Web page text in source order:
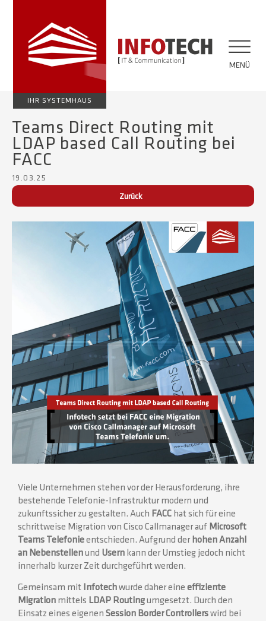
IHR SYSTEMHAUS
MENÜ
Teams Direct Routing mit
LDAP based Call Routing bei
FACC
19.03.25
Zurück
Viele Unternehmen stehen vor der Herausforderung, ihre
bestehende Telefonie-Infrastruktur modern und
zukunftssicher zu gestalten. Auch FACC hat sich für eine
schrittweise Migration von Cisco Callmanager auf Microsoft
Teams Telefonieentschieden. Aufgrund der hohen Anzahl
an Nebenstellenund Usern kann der Umstieg jedoch nicht
innerhalb kurzer Zeit durchgeführt werden.
Gemeinsam mit Infotechwurde daher eine effiziente
Migration mittels LDAP Routingumgesetzt. Durch den
Einsatz eines eigenen Session Border Controllerswird bei